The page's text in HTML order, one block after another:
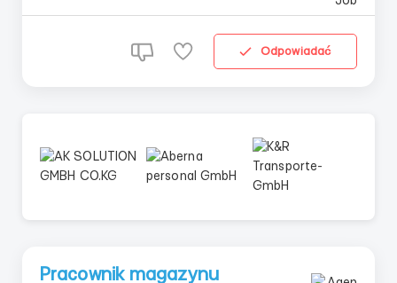
Odpowiadać
Pracownik magazynu